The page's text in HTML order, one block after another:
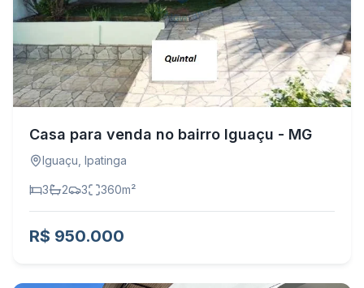
Casa para venda no bairro Iguaçu - MG
Iguaçu Ipatinga
3 2 3 360m²
R$ 950.000